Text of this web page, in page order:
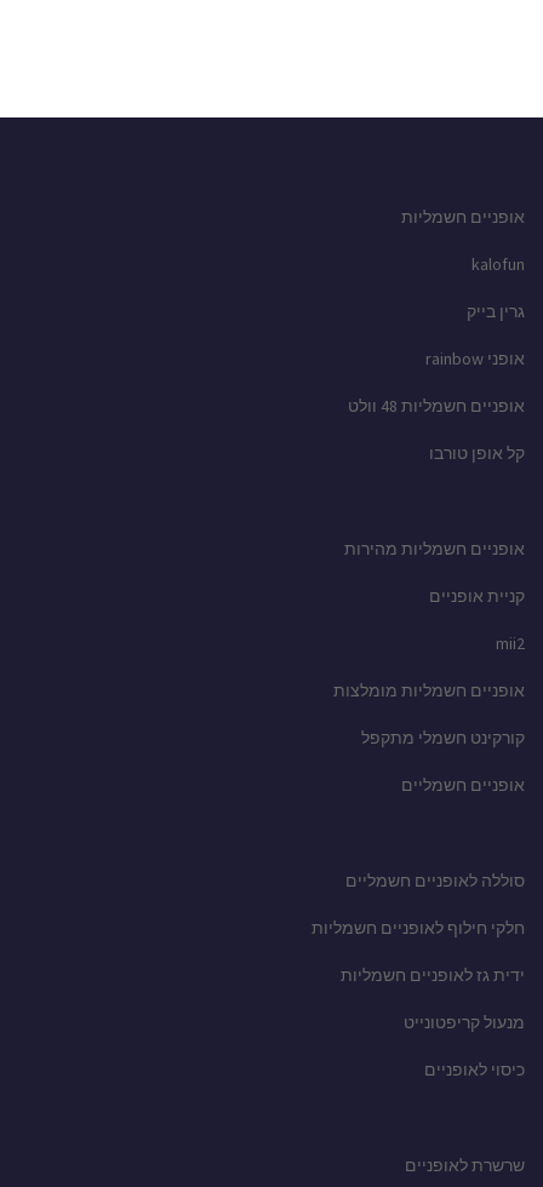
אופניים חשמליות
kalofun
גרין בייק
אופני rainbow
אופניים חשמליות 48 וולט
קל אופן טורבו
אופניים חשמליות מהירות
קניית אופניים
mii2
אופניים חשמליות מומלצות
קורקינט חשמלי מתקפל
אופניים חשמליים
סוללה לאופניים חשמליים
חלקי חילוף לאופניים חשמליות
ידית גז לאופניים חשמליות
מנעול קריפטונייט
כיסוי לאופניים
שרשרת לאופניים